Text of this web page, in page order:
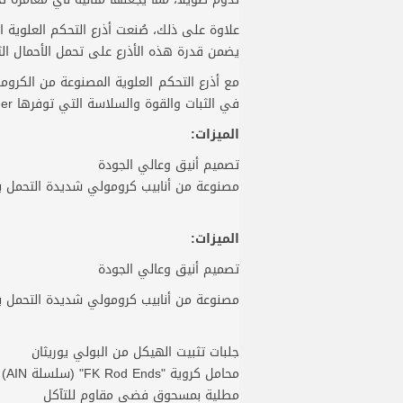
علاوة على ذلك، صُنعت أذرع التحكم
يضمن قدرة هذه الأذرع على تحمل الأحمال
في الثبات والقوة والسلاسة التي توفرها Profender لسيارتك.
الميزات:
تصميم أنيق وعالي الجودة
مصنوعة من أنابيب كرومولي شديدة التحمل بقطر خارجي 38.1 مم وسماكة جدار 6 مم لزيادة
الميزات:
تصميم أنيق وعالي الجودة
مصنوعة من أنابيب كرومولي شديدة التحمل بقطر خارجي 38.1 مم وسماكة جدار 6 مم لزيادة
جلبات تثبيت الهيكل من البولي يوريثان
محامل كروية "FK Rod Ends" (سلسلة AIN)
مطلية بمسحوق فضي مقاوم للتآكل